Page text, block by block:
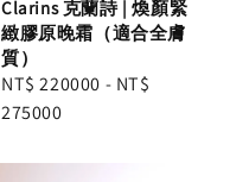
Clarins 克蘭詩 | 煥顏緊
緻膠原晚霜（適合全膚
質）
Regular
price
NT$ 220000 - NT$
275000